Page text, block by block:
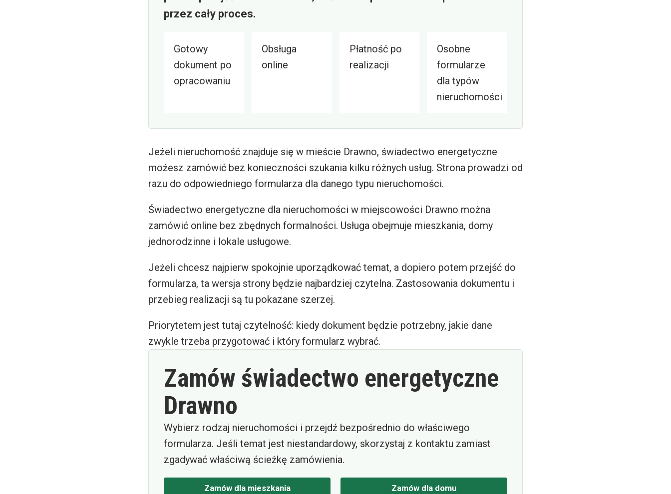
przez cały proces.
Gotowy
dokument po
opracowaniu
Obsługa
online
Płatność po
realizacji
Osobne
formularze
dla typów
nieruchomości
Jeżeli nieruchomość znajduje się w mieście Drawno, świadectwo energetyczne
możesz zamówić bez konieczności szukania kilku różnych usług. Strona prowadzi od
razu do odpowiedniego formularza dla danego typu nieruchomości.
Świadectwo energetyczne dla nieruchomości w miejscowości Drawno można
zamówić online bez zbędnych formalności. Usługa obejmuje mieszkania, domy
jednorodzinne i lokale usługowe.
Jeżeli chcesz najpierw spokojnie uporządkować temat, a dopiero potem przejść do
formularza, ta wersja strony będzie najbardziej czytelna. Zastosowania dokumentu i
przebieg realizacji są tu pokazane szerzej.
Priorytetem jest tutaj czytelność: kiedy dokument będzie potrzebny, jakie dane
zwykle trzeba przygotować i który formularz wybrać.
Zamów świadectwo energetyczne
Drawno
Wybierz rodzaj nieruchomości i przejdź bezpośrednio do właściwego
formularza. Jeśli temat jest niestandardowy, skorzystaj z kontaktu zamiast
zgadywać właściwą ścieżkę zamówienia.
Zamów dla mieszkania Zamów dla domu